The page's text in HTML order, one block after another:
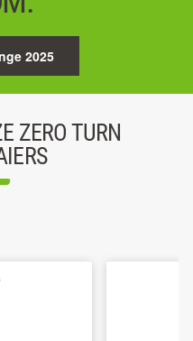
2025
ZERO TURN